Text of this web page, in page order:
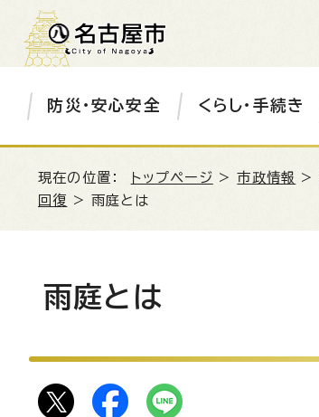
防災・安心安全 くらし・手続き
現在の位置： トップページ >市政情報 >
回復
> 雨庭とは
雨庭とは